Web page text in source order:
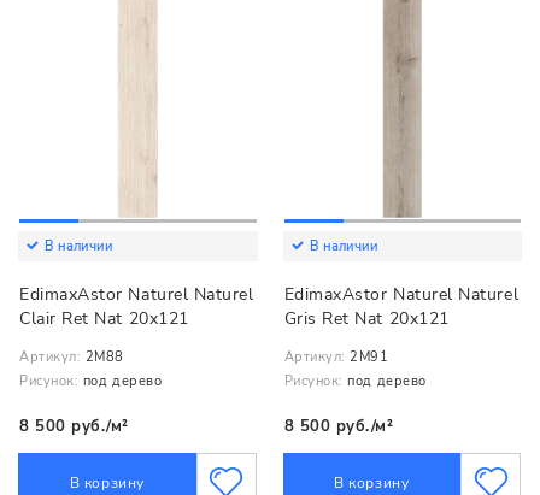
В наличии
EdimaxAstor Naturel Naturel
Clair Ret Nat 20x121
Артикул: 2M88
Рисунок: под дерево
8 500 руб./м²
В корзину
В наличии
EdimaxAstor Naturel Naturel
Gris Ret Nat 20x121
Артикул: 2M91
Рисунок: под дерево
8 500 руб./м²
В корзину